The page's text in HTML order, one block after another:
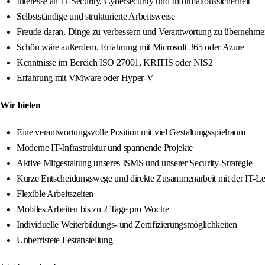
Selbstständige und strukturierte Arbeitsweise
Freude daran, Dinge zu verbessern und Verantwortung zu
Schön wäre außerdem, Erfahrung mit Microsoft 365 oder Azure
Kenntnisse im Bereich ISO 27001, KRITIS oder NIS2
Erfahrung mit VMware oder Hyper-V
Wir bieten
Eine verantwortungsvolle Position mit viel Gestaltungsspielraum
Moderne IT-Infrastruktur und spannende Projekte
Aktive Mitgestaltung unseres ISMS und unserer Security-Strategie
Kurze Entscheidungswege und direkte Zusammenarbeit mit der IT-
Flexible Arbeitszeiten
Mobiles Arbeiten bis zu 2 Tage pro Woche
Individuelle Weiterbildungs- und Zertifizierungsmöglichkeiten
Unbefristete Festanstellung